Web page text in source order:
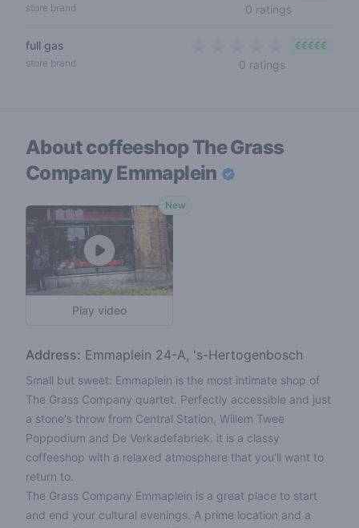
store brand 0 ratings
full gas
store brand 0 ratings
€€€€€
About coffeeshopThe Grass
Company Emmaplein
Play video
New
Address: Emmaplein 24-A, 's-Hertogenbosch
Small but sweet: Emmaplein is the most intimate shop of
The Grass Company quartet. Perfectly accessible and just
a stone's throw from Central Station, Willem Twee
Poppodium and De Verkadefabriek. it is a classy
coffeeshop with a relaxed atmosphere that you'll want to
return to.
The Grass Company Emmaplein is a great place to start
and end your cultural evenings. A prime location and a